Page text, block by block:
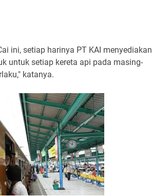
ini, setiap harinya PT KAI menyediakan
untuk setiap kereta api pada masing-
katanya.